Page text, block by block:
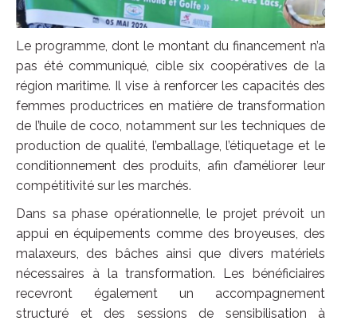
Le programme, dont le montant du financement n’a
pas été communiqué, cible six coopératives de la
région maritime. Il vise à renforcer les capacités des
femmes productrices en matière de transformation
de l’huile de coco, notamment sur les techniques de
production de qualité, l’emballage, l’étiquetage et le
conditionnement des produits, afin d’améliorer leur
compétitivité sur les marchés.
Dans sa phase opérationnelle, le projet prévoit un
appui en équipements comme des broyeuses, des
malaxeurs, des bâches ainsi que divers matériels
nécessaires à la transformation. Les bénéficiaires
recevront également un accompagnement
structuré et des sessions de sensibilisation à